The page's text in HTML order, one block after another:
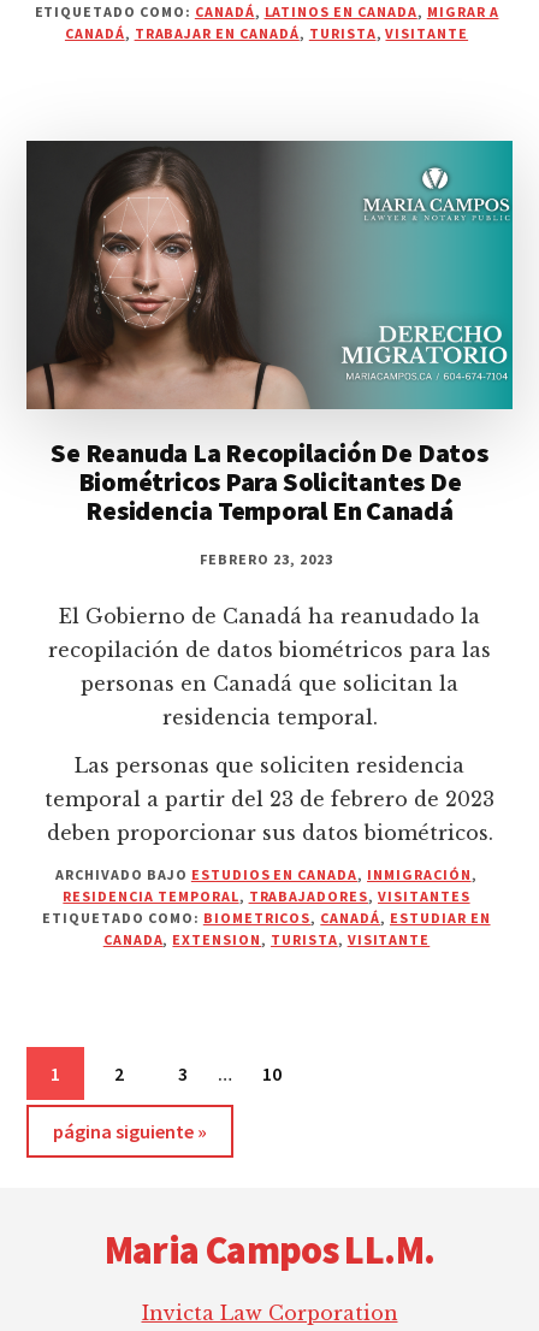
ETIQUETADO COMO: CANADÁ, LATINOS EN CANADA, MIGRAR A
CANADÁ, TRABAJAR EN CANADÁ, TURISTA,VISITANTE
Se Reanuda La Recopilación De Datos
Biométricos Para Solicitantes De
Residencia Temporal En Canadá
FEBRERO 23, 2023
El Gobierno de Canadá ha reanudado la
recopilación de datos biométricos para las
personas en Canadá que solicitan la
residencia temporal.
Las personas que soliciten residencia
temporal a partir del 23 de febrero de 2023
deben proporcionar sus datos biométricos.
ARCHIVADO BAJO ESTUDIOS EN CANADA, INMIGRACIÓN,
RESIDENCIA TEMPORAL, TRABAJADORES, VISITANTES
ETIQUETADO COMO: BIOMETRICOS, CANADÁ, ESTUDIAR EN
CANADA, EXTENSION, TURISTA, VISITANTE
Página
1 Página
2 Página
3
Páginas
… Página
10
Ir
a
página siguiente »
Maria Campos LL.M.
Invicta Law Corporation